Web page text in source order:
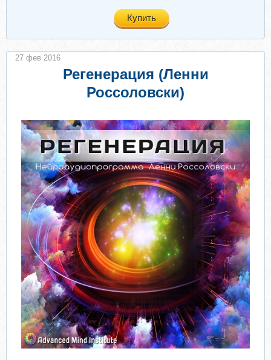
Купить
Регенерация (Ленни
Россоловски)
27 фев 2016